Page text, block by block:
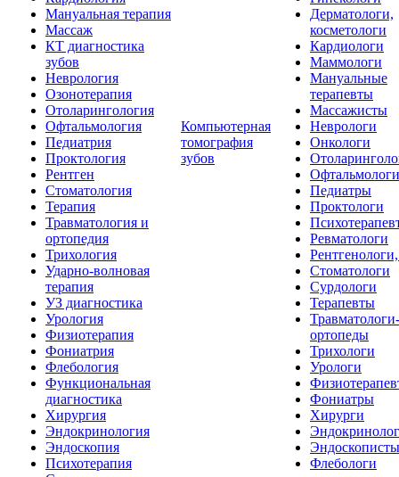
Мануальная терапия
Массаж
КТ диагностика
зубов
Неврология
Озонотерапия
Отоларингология
Офтальмология
Педиатрия
Проктология
Рентген
Стоматология
Терапия
Травматология и
ортопедия
Трихология
Ударно-волновая
терапия
УЗ диагностика
Урология
Физиотерапия
Фониатрия
Флебология
Функциональная
диагностика
Хирургия
Эндокринология
Эндоскопия
Психотерапия
Компьютерная
томография
зубов
Дерматологи,
косметологи
Кардиологи
Маммологи
Мануальные
терапевты
Массажисты
Неврологи
Онкологи
Офтальмологи
Педиатры
Проктологи
Ревматологи
Стоматологи
Сурдологи
Терапевты
Травматологи-
ортопеды
Трихологи
Урологи
Фониатры
Хирурги
Эндоскописты
Флебологи